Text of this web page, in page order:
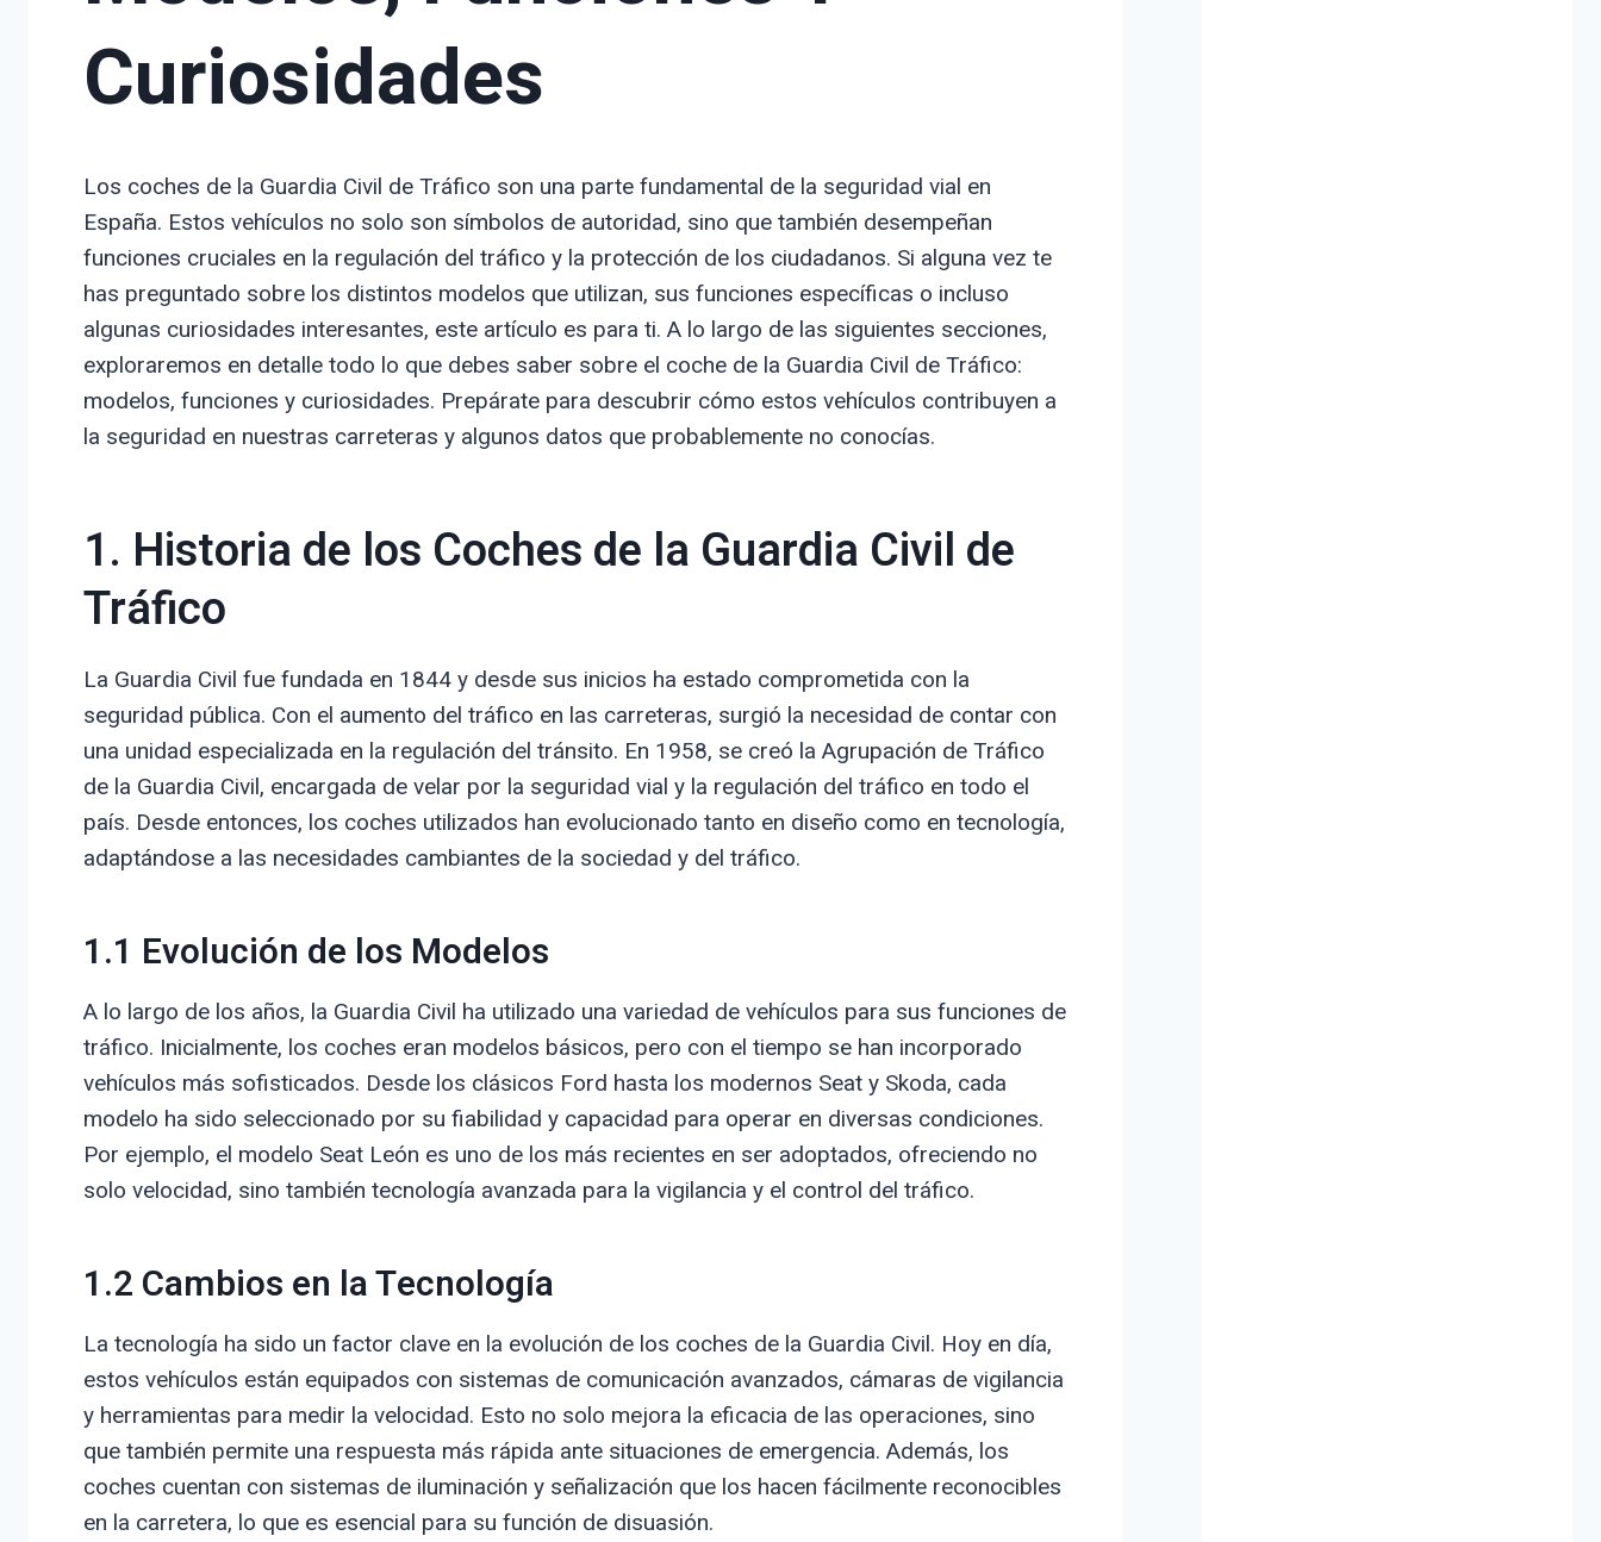
Curiosidades
Los coches de la Guardia Civil de Tráfico son una parte fundamental de la seguridad vial en
España. Estos vehículos no solo son símbolos de autoridad, sino que también desempeñan
funciones cruciales en la regulación del tráfico y la protección de los ciudadanos. Si alguna vez te
has preguntado sobre los distintos modelos que utilizan, sus funciones específicas o incluso
algunas curiosidades interesantes, este artículo es para ti. A lo largo de las siguientes secciones,
exploraremos en detalle todo lo que debes saber sobre el coche de la Guardia Civil de Tráfico:
modelos, funciones y curiosidades. Prepárate para descubrir cómo estos vehículos contribuyen a
la seguridad en nuestras carreteras y algunos datos que probablemente no conocías.
1. Historia de los Coches de la Guardia Civil de
Tráfico
La Guardia Civil fue fundada en 1844 y desde sus inicios ha estado comprometida con la
seguridad pública. Con el aumento del tráfico en las carreteras, surgió la necesidad de contar con
una unidad especializada en la regulación del tránsito. En 1958, se creó la Agrupación de Tráfico
de la Guardia Civil, encargada de velar por la seguridad vial y la regulación del tráfico en todo el
país. Desde entonces, los coches utilizados han evolucionado tanto en diseño como en tecnología,
adaptándose a las necesidades cambiantes de la sociedad y del tráfico.
1.1 Evolución de los Modelos
A lo largo de los años, la Guardia Civil ha utilizado una variedad de vehículos para sus funciones de
tráfico. Inicialmente, los coches eran modelos básicos, pero con el tiempo se han incorporado
vehículos más sofisticados. Desde los clásicos Ford hasta los modernos Seat y Skoda, cada
modelo ha sido seleccionado por su fiabilidad y capacidad para operar en diversas condiciones.
Por ejemplo, el modelo Seat León es uno de los más recientes en ser adoptados, ofreciendo no
solo velocidad, sino también tecnología avanzada para la vigilancia y el control del tráfico.
1.2 Cambios en la Tecnología
La tecnología ha sido un factor clave en la evolución de los coches de la Guardia Civil. Hoy en día,
estos vehículos están equipados con sistemas de comunicación avanzados, cámaras de vigilancia
y herramientas para medir la velocidad. Esto no solo mejora la eficacia de las operaciones, sino
que también permite una respuesta más rápida ante situaciones de emergencia. Además, los
coches cuentan con sistemas de iluminación y señalización que los hacen fácilmente reconocibles
en la carretera, lo que es esencial para su función de disuasión.